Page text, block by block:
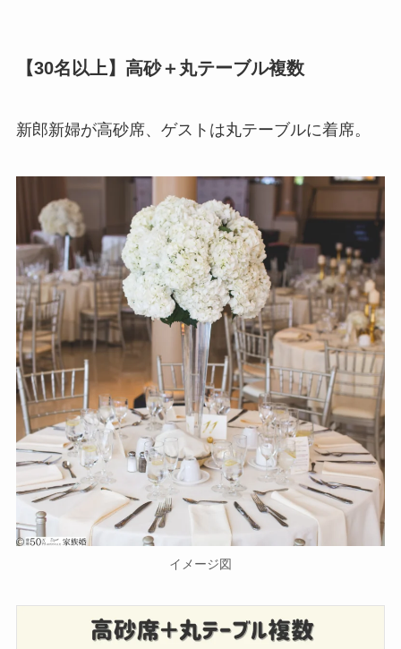
【30名以上】高砂＋丸テーブル複数
新郎新婦が高砂席、ゲストは丸テーブルに着席。
イメージ図